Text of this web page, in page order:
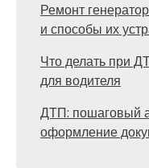
Ремонт
и способы их
Что делать при
для водителя
ДТП: пошаговый
оформление